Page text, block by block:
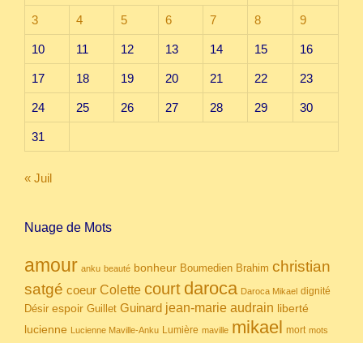
3 4 5 6 7 8 9
10 11 12 13 14 15 16
17 18 19 20 21 22 23
24 25 26 27 28 29 30
31
« Juil
Nuage de Mots
amour anku beauté bonheur Boumedien Brahim christian
satgé coeur Colette court daroca Daroca Mikael dignité
Désir espoir Guillet Guinard jean-marie audrain liberté
lucienne Lucienne Maville-Anku Lumière maville mikael mort mots